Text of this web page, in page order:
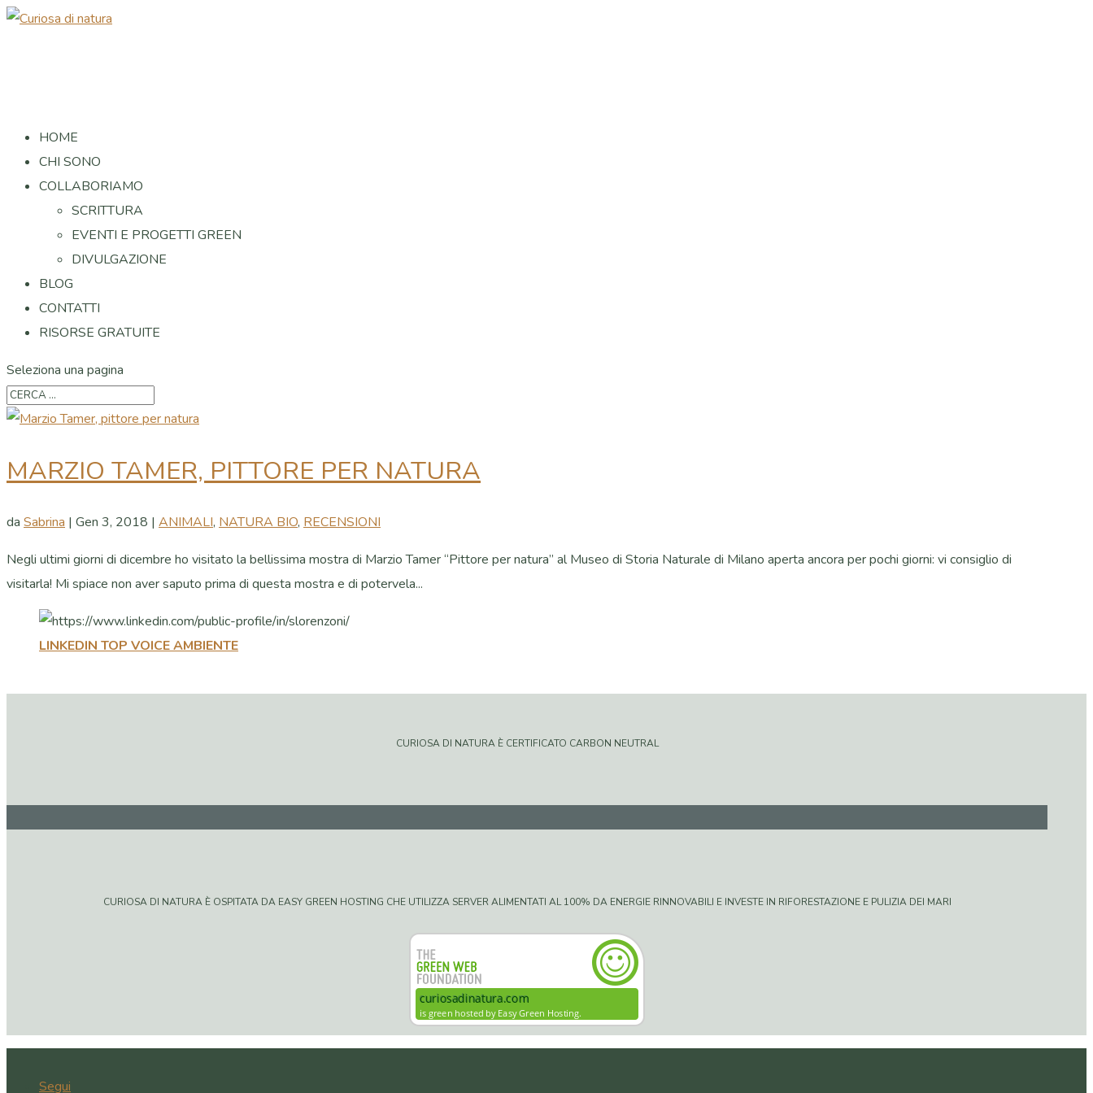
HOME
CHI SONO
COLLABORIAMO
SCRITTURA
EVENTI E PROGETTI GREEN
DIVULGAZIONE
BLOG
CONTATTI
RISORSE GRATUITE
Seleziona una pagina
MARZIO TAMER, PITTORE PER NATURA
da Sabrina | Gen 3, 2018 | ANIMALI, NATURA BIO, RECENSIONI
Negli ultimi giorni di dicembre ho visitato la bellissima mostra di Marzio Tamer “Pittore per natura” al Museo di Storia Naturale di Milano aperta ancora per pochi giorni: vi consiglio di
visitarla! Mi spiace non aver saputo prima di questa mostra e di potervela...
LINKEDIN TOP VOICE AMBIENTE
CURIOSA DI NATURA È CERTIFICATO CARBON NEUTRAL
CURIOSA DI NATURA È OSPITATA DA EASY GREEN HOSTING CHE UTILIZZA SERVER ALIMENTATI AL 100% DA ENERGIE RINNOVABILI E INVESTE IN RIFORESTAZIONE E PULIZIA DEI MARI
Segui